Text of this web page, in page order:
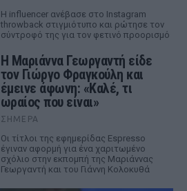
Η influencer ανέβασε στο Instagram
throwback στιγμιότυπο και ρώτησε τον
σύντροφό της για τον φετινό προορισμό
Η Μαριάννα Γεωργαντή είδε
τον Γιώργο Φραγκούλη και
έμεινε άφωνη: «Καλέ, τι
ωραίος που είναι»
ΣΉΜΕΡΑ
Οι τίτλοι της εφημερίδας Espresso
έγιναν αφορμή για ένα χαριτωμένο
σχόλιο στην εκπομπή της Μαριάννας
Γεωργαντή και του Γιάννη Κολοκυθά